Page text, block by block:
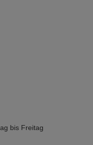
bis Freitag